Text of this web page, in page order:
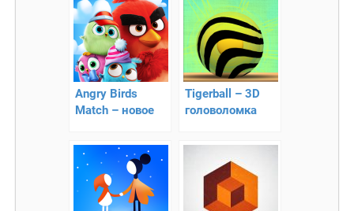
Angry Birds
Match – новое
птиц
Tigerball – 3D
головоломка